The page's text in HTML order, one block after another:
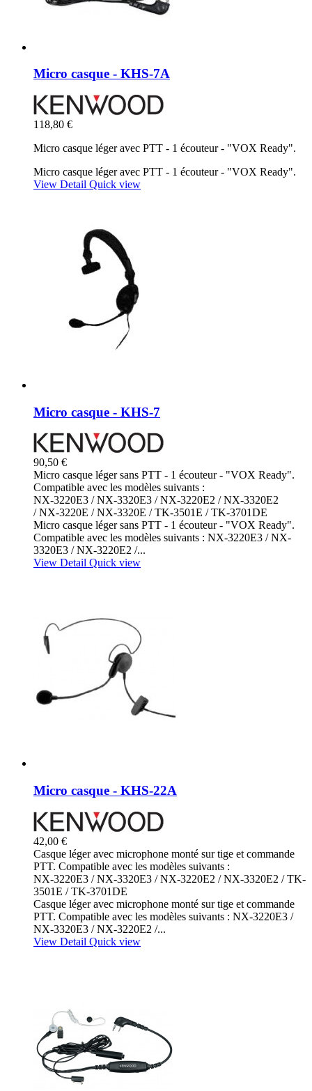
Micro casque - KHS-7A
118,80 €
Micro casque léger avec PTT - 1 écouteur - "VOX Ready".
Micro casque léger avec PTT - 1 écouteur - "VOX Ready".
View Detail Quick view
Micro casque - KHS-7
90,50 €
Micro casque léger sans PTT - 1 écouteur - "VOX Ready".
Compatible avec les modèles suivants :
NX-3220E3 / NX-3320E3 / NX-3220E2 / NX-3320E2
/ NX-3220E / NX-3320E / TK-3501E / TK-3701DE
Micro casque léger sans PTT - 1 écouteur - "VOX Ready".
Compatible avec les modèles suivants : NX-3220E3 / NX-
3320E3 / NX-3220E2 /...
View Detail Quick view
Micro casque - KHS-22A
42,00 €
Casque léger avec microphone monté sur tige et commande
PTT. Compatible avec les modèles suivants :
NX-3220E3 / NX-3320E3 / NX-3220E2 / NX-3320E2 / TK-
3501E / TK-3701DE
Casque léger avec microphone monté sur tige et commande
PTT. Compatible avec les modèles suivants : NX-3220E3 /
NX-3320E3 / NX-3220E2 /...
View Detail Quick view